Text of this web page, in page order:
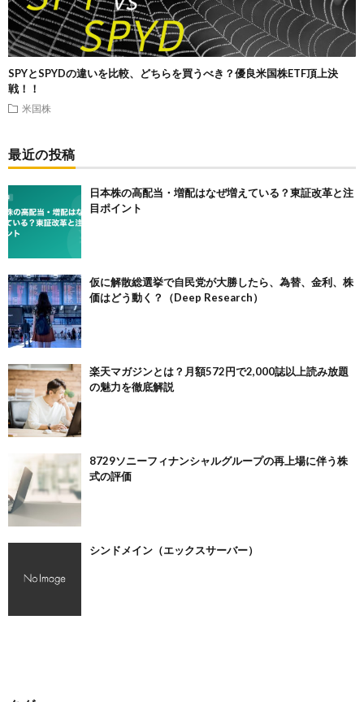
SPYとSPYDの違いを比較、どちらを買うべき？優良米国株ETF頂上決
戦！！
米国株
最近の投稿
日本株の高配当・増配はなぜ増えている？東証改革と注
目ポイント
仮に解散総選挙で自民党が大勝したら、為替、金利、株
価はどう動く？（Deep Research）
楽天マガジンとは？月額572円で2,000誌以上読み放題
の魅力を徹底解説
8729ソニーフィナンシャルグループの再上場に伴う株
式の評価
シンドメイン（エックスサーバー）